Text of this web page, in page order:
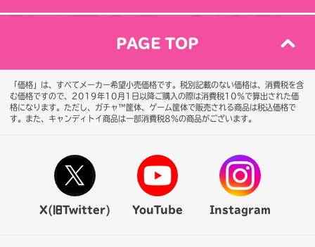
PAGE TOP
「価格」は、すべてメーカー希望小売価格です。税別記載のない価格は、消費税を含
む価格ですので、2019年10月1日以降ご購入の際は消費税10％で算出された価
格になります。 ただし、ガチャ™筐体、ゲーム筐体で販売される商品は税込価格で
す。また、キャンディトイ商品は一部消費税8％の商品がございます。
X(旧Twitter) YouTube Instagram